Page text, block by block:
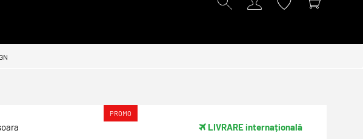
PROMO
LIVRARE internațională